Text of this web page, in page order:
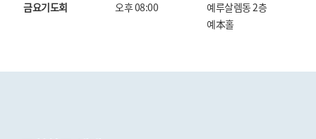
금요기도회 오후 08:00
예루살렘동 2층
예本홀